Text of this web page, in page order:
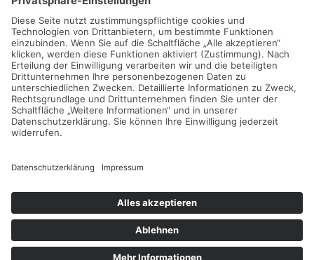
Pro-feed 5.1
Preise
Shop
Kontakt
Support
Mein Konto
KONTAKT
info@verein-lse.de
+49 0173 60 87 84 3
Verein-LSE. All rights reserved.
Impressum|Datenschutz| Powered byGeoffrey.de.